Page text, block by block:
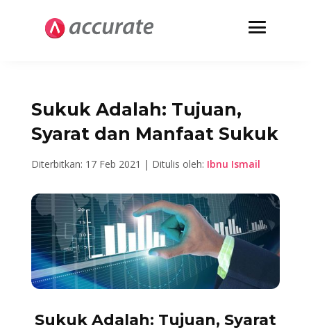
Sukuk Adalah: Tujuan,
Syarat dan Manfaat Sukuk
Diterbitkan: 17 Feb 2021 | Ditulis oleh: Ibnu Ismail
Sukuk Adalah: Tujuan, Syarat